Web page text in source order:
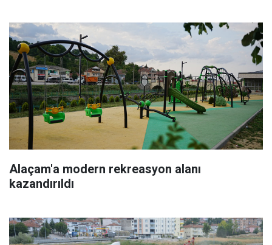
Alaçam'a modern rekreasyon alanı
kazandırıldı